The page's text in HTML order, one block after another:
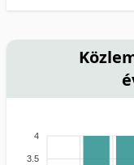
4
3.5